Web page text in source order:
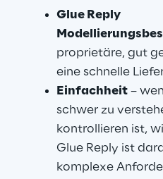
Glue Reply
proprietäre, gut
eine schnelle
Einfachheit –
schwer zu
kontrollieren ist,
Glue Reply ist
komplexe